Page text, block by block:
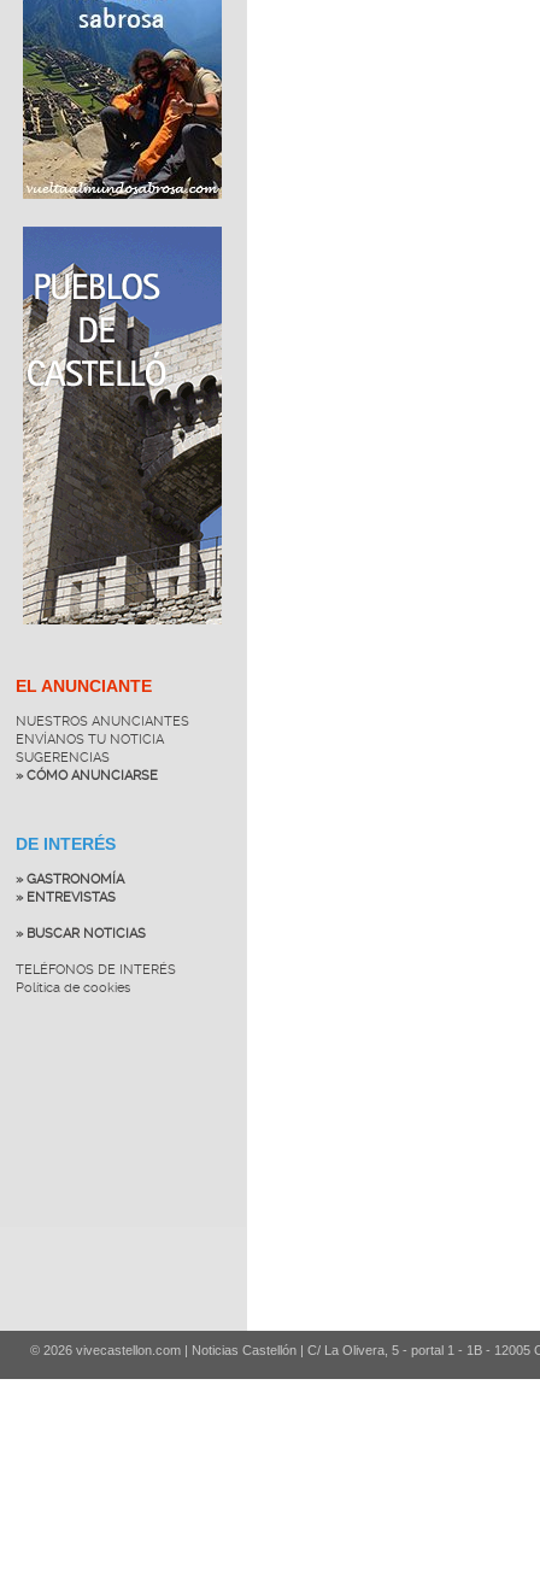
EL ANUNCIANTE
NUESTROS ANUNCIANTES
ENVÍANOS TU NOTICIA
SUGERENCIAS
» CÓMO ANUNCIARSE
DE INTERÉS
» GASTRONOMÍA
» ENTREVISTAS
» BUSCAR NOTICIAS
TELÉFONOS DE INTERÉS
Política de cookies
© 2026 vivecastellon.com | Noticias Castellón | C/ La Olivera, 5 - portal 1 - 1B - 12005